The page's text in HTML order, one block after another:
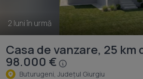
2 luni în urmă
Casa de vanzare, 25 km
98.000 €
Buturugeni, Judeţul Giurgiu